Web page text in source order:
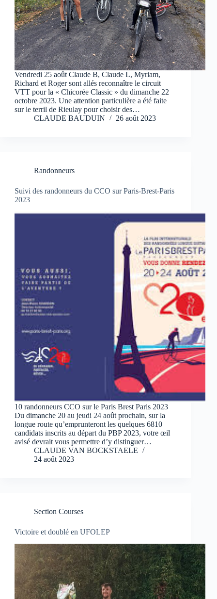
Vendredi 25 août Claude B, Claude L, Myriam,
Richard et Roger sont allés reconnaître le circuit
VTT pour la « Chicorée Classic » du dimanche 22
octobre 2023. Une attention particulière a été faite
sur le terril de Rieulay pour choisir des…
CLAUDE BAUDUIN
26 août 2023
Randonneurs
Suivi des randonneurs du CCO sur Paris-Brest-Paris
2023
10 randonneurs CCO sur le Paris Brest Paris 2023
Du dimanche 20 au jeudi 24 août prochain, sur la
longue route qu’emprunteront les quelques 6810
candidats inscrits au départ du PBP 2023, votre œil
avisé devrait vous permettre d’y distinguer…
CLAUDE VAN BOCKSTAELE
24 août 2023
Section Courses
Victoire et doublé en UFOLEP